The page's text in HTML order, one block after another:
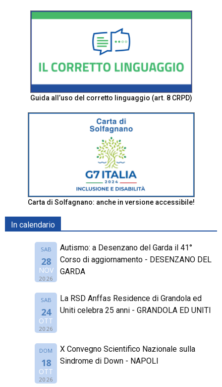
Guida all’uso del corretto linguaggio (art. 8 CRPD)
Carta di Solfagnano: anche in versione accessibile!
In calendario
SAB
28
NOV
2026
Autismo: a Desenzano del Garda il 41°
Corso di aggiornamento - DESENZANO DEL
GARDA
SAB
24
OTT
2026
La RSD Anffas Residence di Grandola ed
Uniti celebra 25 anni - GRANDOLA ED UNITI
DOM
18
OTT
2026
X Convegno Scientifico Nazionale sulla
Sindrome di Down - NAPOLI